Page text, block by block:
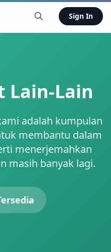
Sign In
Lain-Lain
adalah kumpulan
membantu dalam
menerjemahkan
masih banyak lagi.